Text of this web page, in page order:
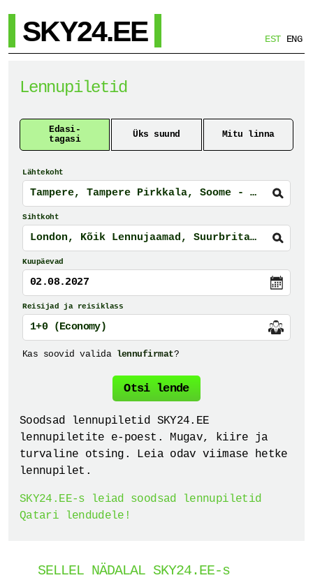
SKY24.EE EST ENG
Lennupiletid
Edasi-
tagasi
Üks suund Mitu linna
Lähtekoht
Sihtkoht
Kuupäevad
02.08.2027
Reisijad ja reisiklass
1+0 (Economy)
Kas soovid valida lennufirmat?
Otsi lende
Soodsad lennupiletid SKY24.EE
lennupiletite e-poest. Mugav, kiire ja
turvaline otsing. Leia odav viimase hetke
lennupilet.
SKY24.EE-s leiad soodsad lennupiletid
Qatari lendudele!
SELLEL NÄDALAL SKY24.EE-s